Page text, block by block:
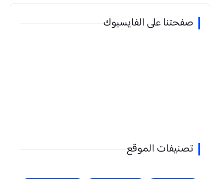
صفحتنا على الفايسبوك
تصنيفات الموقع